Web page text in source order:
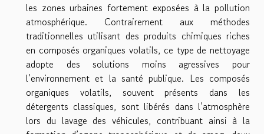
les zones urbaines fortement exposées à la pollution
atmosphérique. Contrairement aux méthodes
traditionnelles utilisant des produits chimiques riches
en composés organiques volatils, ce type de nettoyage
adopte des solutions moins agressives pour
l’environnement et la santé publique. Les composés
organiques volatils, souvent présents dans les
détergents classiques, sont libérés dans l’atmosphère
lors du lavage des véhicules, contribuant ainsi à la